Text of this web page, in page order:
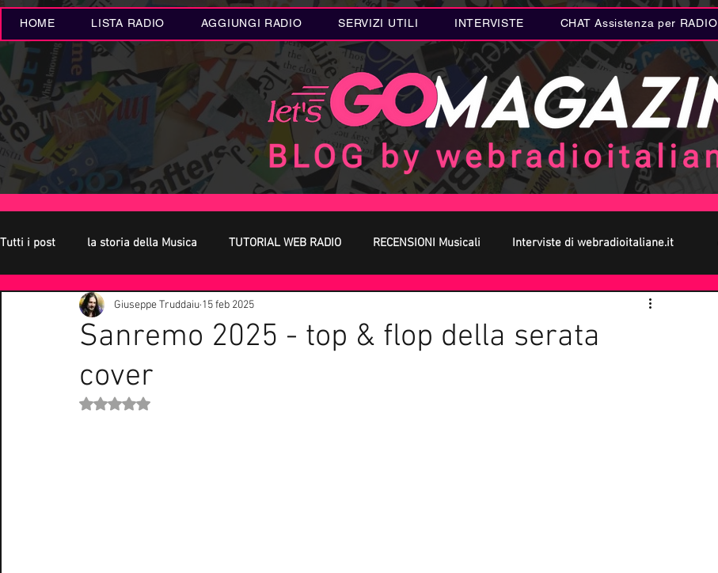
HOME LISTA RADIO AGGIUNGI RADIO SERVIZI UTILI INTERVISTE CHAT Assistenza per RADIO
Tutti i post la storia della Musica TUTORIAL WEB RADIO RECENSIONI Musicali Interviste di webradioitaliane.it
Oroscopo Concerti Live Eventi MUSICA Letteratura
Curiosità Radio Novità RADIO
Sanremo 2025 - top & flop della serata
cover
Giuseppe Truddaiu 15 feb 2025
Valutazione NaN stelle su 5.